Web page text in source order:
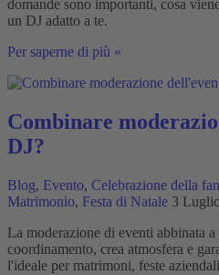
domande sono importanti, cosa
un DJ adatto a te.
Come
svolge
primo
colloquio
con
DJ?
Per saperne di più »
Combinare
DJ?
Blog, Evento, Celebrazione della
Matrimonio, Festa di Natale 3
La moderazione di eventi abbinata
coordinamento, crea atmosfera e
l'ideale per matrimoni, feste